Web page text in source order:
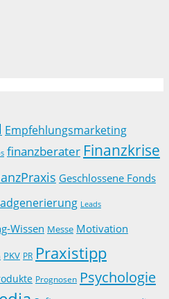
Empfehlungsmarketing
finanzberater Finanzkrise
Geschlossene Fonds
Leads
Wissen Messe Motivation
PKV PR Praxistipp
Prognosen Psychologie